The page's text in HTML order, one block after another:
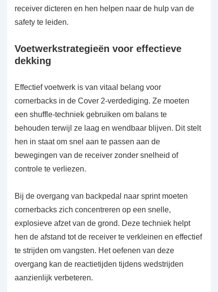
receiver dicteren en hen helpen naar de hulp van de
safety te leiden.
Voetwerkstrategieën voor effectieve
dekking
Effectief voetwerk is van vitaal belang voor
cornerbacks in de Cover 2-verdediging. Ze moeten
een shuffle-techniek gebruiken om balans te
behouden terwijl ze laag en wendbaar blijven. Dit stelt
hen in staat om snel aan te passen aan de
bewegingen van de receiver zonder snelheid of
controle te verliezen.
Bij de overgang van backpedal naar sprint moeten
cornerbacks zich concentreren op een snelle,
explosieve afzet van de grond. Deze techniek helpt
hen de afstand tot de receiver te verkleinen en effectief
te strijden om vangsten. Het oefenen van deze
overgang kan de reactietijden tijdens wedstrijden
aanzienlijk verbeteren.